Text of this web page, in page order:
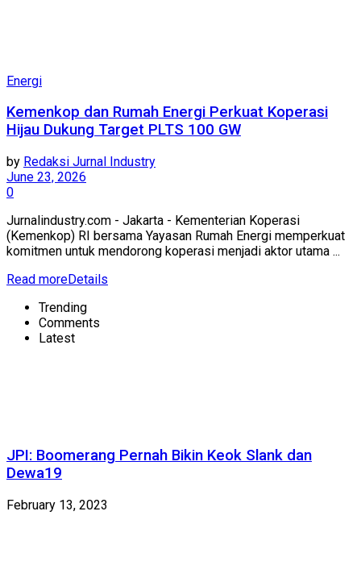
Energi
Kemenkop dan Rumah Energi Perkuat Koperasi
Hijau Dukung Target PLTS 100 GW
by Redaksi Jurnal Industry
June 23, 2026
0
Jurnalindustry.com - Jakarta - Kementerian Koperasi
(Kemenkop) RI bersama Yayasan Rumah Energi memperkuat
komitmen untuk mendorong koperasi menjadi aktor utama ...
Read moreDetails
Trending
Comments
Latest
JPI: Boomerang Pernah Bikin Keok Slank dan
Dewa19
February 13, 2023